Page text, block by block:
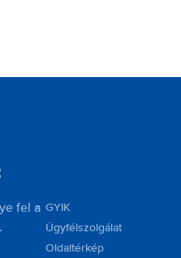
fel a GYIK
Ügyfélszolgálat
Oldaltérkép